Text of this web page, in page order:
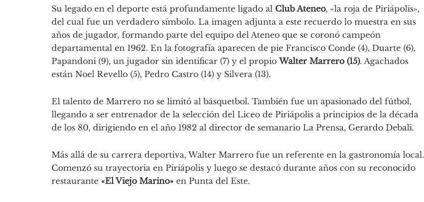
Su legado en el deporte está profundamente ligado al Club Ateneo, «la roja de Piriápolis»,
del cual fue un verdadero símbolo. La imagen adjunta a este recuerdo lo muestra en sus
años de jugador, formando parte del equipo del Ateneo que se coronó campeón
departamental en 1962. En la fotografía aparecen de pie Francisco Conde (4), Duarte (6),
Papandoni (9), un jugador sin identificar (7) y el propioWalter Marrero (15). Agachados
están Noel Revello (5), Pedro Castro (14) y Silvera (13).
El talento de Marrero no se limitó al básquetbol. También fue un apasionado del fútbol,
llegando a ser entrenador de la selección del Liceo de Piriápolis a principios de la década
de los 80, dirigiendo en el año 1982 al director de semanario La Prensa, Gerardo Debali.
Más allá de su carrera deportiva, Walter Marrero fue un referente en la gastronomía local.
Comenzó su trayectoria en Piriápolis y luego se destacó durante años con su reconocido
restaurante «El Viejo Marino» en Punta del Este.